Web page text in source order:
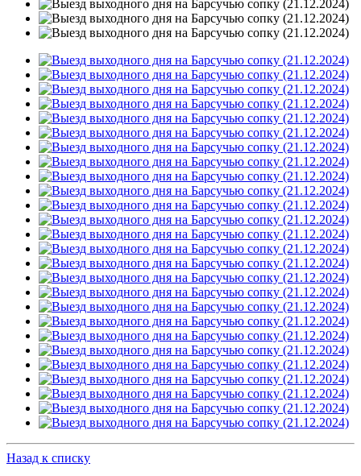
Назад к списку